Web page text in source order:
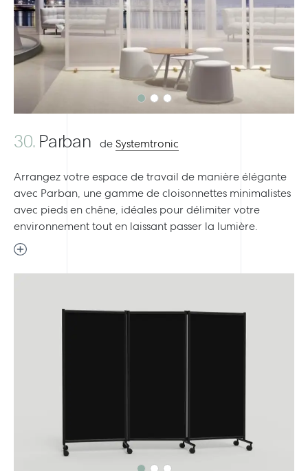
Previous Next
30. Parban deSystemtronic
Arrangez votre espace de travail de manière élégante
avec Parban, une gamme de cloisonnettes minimalistes
avec pieds en chêne, idéales pour délimiter votre
environnement tout en laissant passer la lumière.